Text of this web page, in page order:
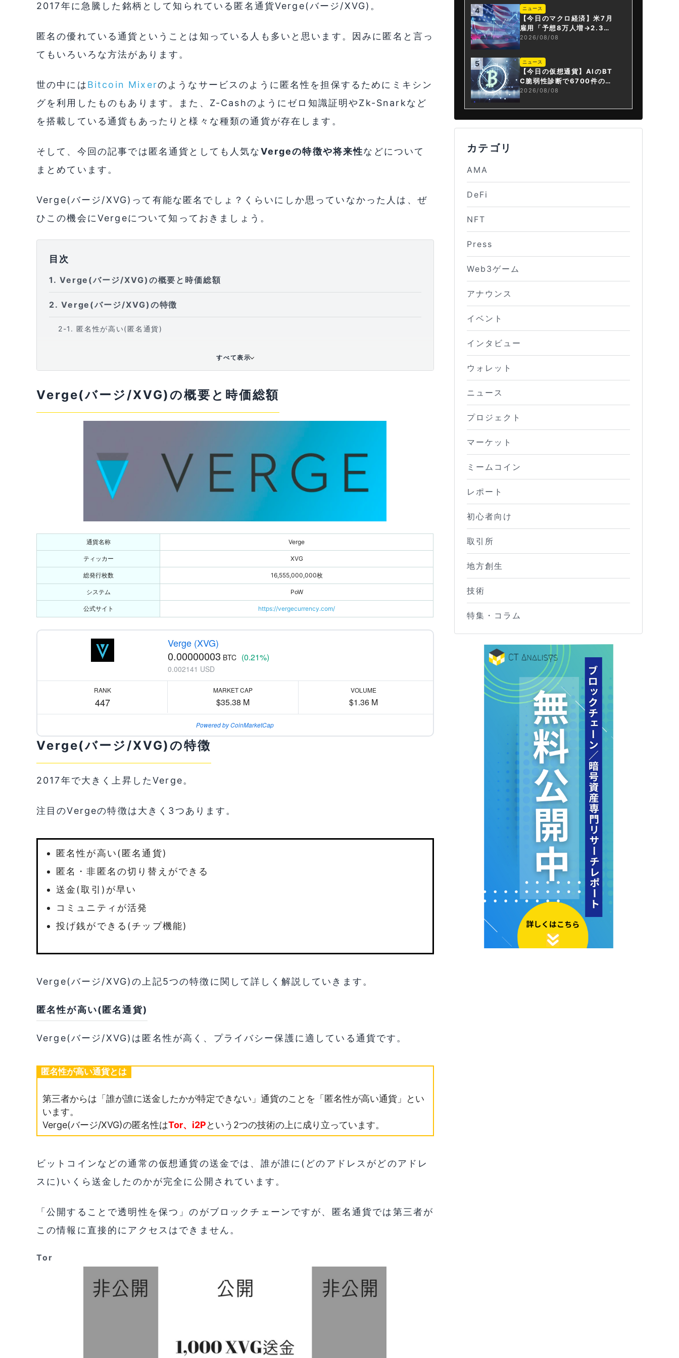
2017年に急騰した銘柄として知られている匿名通貨Verge(バージ/XVG)。
匿名の優れている通貨ということは知っている人も多いと思います。因みに匿名と言っ
てもいろいろな方法があります。
世の中にはBitcoin Mixerのようなサービスのように匿名性を担保するためにミキシン
グを利用したものもあります。また、Z-Cashのようにゼロ知識証明やZk-Snarkなど
を搭載している通貨もあったりと様々な種類の通貨が存在します。
そして、今回の記事では匿名通貨としても人気なVergeの特徴や将来性などについて
まとめています。
Verge(バージ/XVG)って有能な匿名でしょ？くらいにしか思っていなかった人は、ぜ
ひこの機会にVergeについて知っておきましょう。
目次
1 Verge(バージ/XVG)の概要と時価総額
2 Verge(バージ/XVG)の特徴
2-1 匿名性が高い(匿名通貨)
2-1-2 iP2
2-2 匿名・非匿名の切り替えができる
投げ銭ができる(チップ機能)
XMR・DASHとの違いは？主な匿名通貨との特徴比較
Verge(バージ/XVG)のチャート・価格推移
Verge(バージ/XVG)の取り扱い取引所・購入方法
Verge(バージ/XVG)のウォレット
まとめ
すべて表示
Verge(バージ/XVG)の概要と時価総額
通貨名称 Verge
ティッカー XVG
総発行枚数 16,555,000,000枚
システム PoW
公式サイト https://vergecurrency.com/
Verge (XVG)
0.00000003 BTC (0.21%)
0.002141 USD
RANK
447
MARKET CAP
$35.38 M
VOLUME
$1.36 M
Powered by CoinMarketCap
Verge(バージ/XVG)の特徴
2017年で大きく上昇したVerge。
注目のVergeの特徴は大きく3つあります。
匿名性が高い(匿名通貨)
匿名・非匿名の切り替えができる
送金(取引)が早い
コミュニティが活発
投げ銭ができる(チップ機能)
Verge(バージ/XVG)の上記5つの特徴に関して詳しく解説していきます。
匿名性が高い(匿名通貨)
Verge(バージ/XVG)は匿名性が高く、プライバシー保護に適している通貨です。
匿名性が高い通貨とは
第三者からは「誰が誰に送金したかが特定できない」通貨のことを「匿名性が高い通貨」とい
います。
Verge(バージ/XVG)の匿名性はTor、i2Pという2つの技術の上に成り立っています。
ビットコインなどの通常の仮想通貨の送金では、誰が誰に(どのアドレスがどのアドレ
スに)いくら送金したのかが完全に公開されています。
「公開することで透明性を保つ」のがブロックチェーンですが、匿名通貨では第三者が
この情報に直接的にアクセスはできません。
Tor
4 ニュース
【今日のマクロ経済】米7月
雇用「予想8万人増→2.3万
人減」で利上げ観測後退
2026/08/08
5 ニュース
【今日の仮想通貨】AIのBT
C脆弱性診断で6700件の指
摘。赤字マイニング企業はA
Iに賭ける
2026/08/08
カテゴリ
AMA
DeFi
NFT
Press
Web3ゲーム
アナウンス
イベント
インタビュー
ウォレット
ニュース
プロジェクト
マーケット
ミームコイン
レポート
初心者向け
取引所
地方創生
技術
特集・コラム